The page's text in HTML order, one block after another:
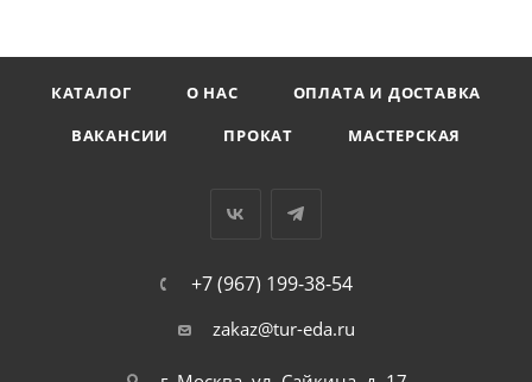
КАТАЛОГ О НАС
ОПЛАТА И ДОСТАВКА
ВАКАНСИИ
ПРОКАТ МАСТЕРСКАЯ
+7 (967) 199-38-54
zakaz@tur-eda.ru